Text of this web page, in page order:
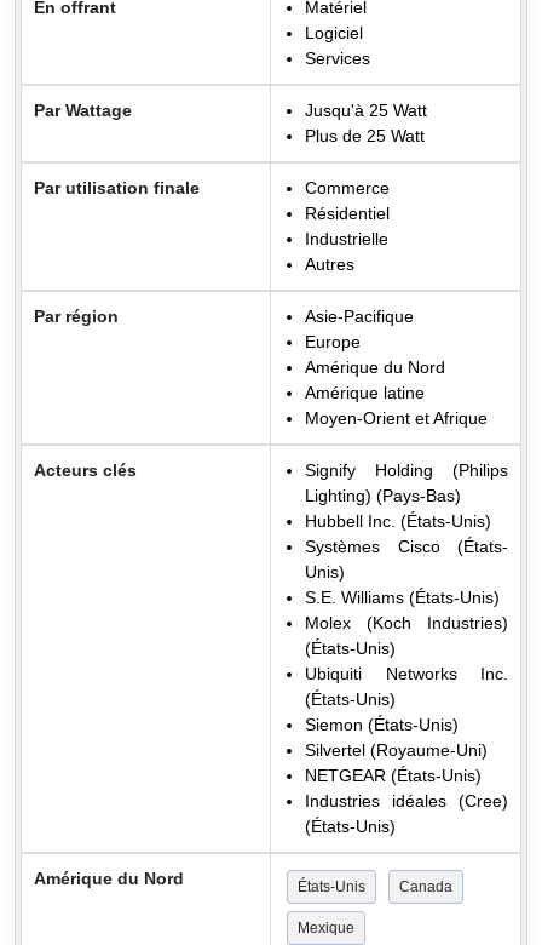
En offrant
Matériel
Logiciel
Services
Par Wattage
Jusqu'à 25 Watt
Plus de 25 Watt
Par utilisation finale
Commerce
Résidentiel
Industrielle
Autres
Par région
Asie-Pacifique
Europe
Amérique du Nord
Amérique latine
Moyen-Orient et Afrique
Acteurs clés
Signify Holding (Philips
Lighting) (Pays-Bas)
Hubbell Inc. (États-Unis)
Systèmes Cisco (États-
Unis)
S.E. Williams (États-Unis)
Molex (Koch Industries)
(États-Unis)
Ubiquiti Networks Inc.
(États-Unis)
Siemon (États-Unis)
Silvertel (Royaume-Uni)
NETGEAR (États-Unis)
Industries idéales (Cree)
(États-Unis)
Amérique du Nord États-Unis Canada
Mexique